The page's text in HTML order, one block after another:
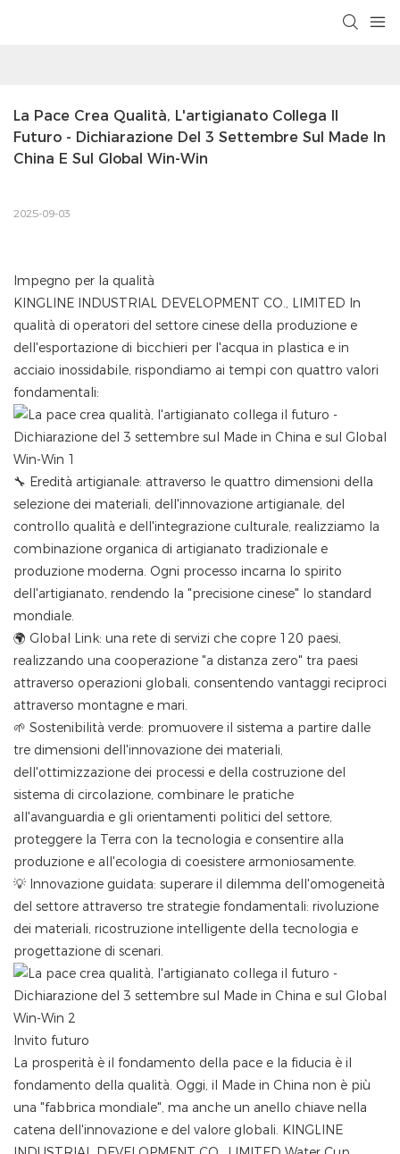
La Pace Crea Qualità, L'artigianato Collega Il
Futuro - Dichiarazione Del 3 Settembre Sul Made In
China E Sul Global Win-Win
2025-09-03
Impegno per la qualità
KINGLINE INDUSTRIAL DEVELOPMENT CO., LIMITED In
qualità di operatori del settore cinese della produzione e
dell'esportazione di bicchieri per l'acqua in plastica e in
acciaio inossidabile, rispondiamo ai tempi con quattro valori
fondamentali:
🔧 Eredità artigianale: attraverso le quattro dimensioni della
selezione dei materiali, dell'innovazione artigianale, del
controllo qualità e dell'integrazione culturale, realizziamo la
combinazione organica di artigianato tradizionale e
produzione moderna. Ogni processo incarna lo spirito
dell'artigianato, rendendo la "precisione cinese" lo standard
mondiale.
‌🌍 Global Link‌: una rete di servizi che copre 120 paesi,
realizzando una cooperazione "a distanza zero" tra paesi
attraverso operazioni globali, consentendo vantaggi reciproci
attraverso montagne e mari.
‌🌱 Sostenibilità verde: promuovere il sistema a partire dalle
tre dimensioni dell'innovazione dei materiali,
dell'ottimizzazione dei processi e della costruzione del
sistema di circolazione, combinare le pratiche
all'avanguardia e gli orientamenti politici del settore,
proteggere la Terra con la tecnologia e consentire alla
produzione e all'ecologia di coesistere armoniosamente.
‌💡 ​​​​Innovazione guidata: superare il dilemma dell'omogeneità
del settore attraverso tre strategie fondamentali: rivoluzione
dei materiali, ricostruzione intelligente della tecnologia e
progettazione di scenari.
Invito futuro‌
La prosperità è il fondamento della pace e la fiducia è il
fondamento della qualità. Oggi, il Made in China non è più
una "fabbrica mondiale", ma anche un anello chiave nella
catena dell'innovazione e del valore globali. KINGLINE